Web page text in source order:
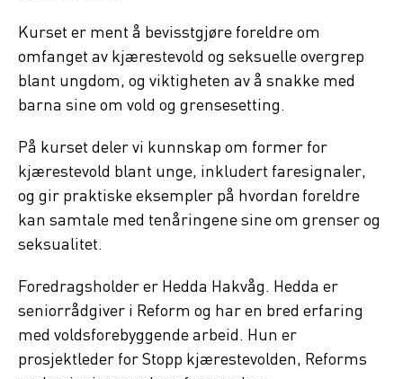
Kurset er ment å bevisstgjøre foreldre om
omfanget av kjærestevold og seksuelle overgrep
blant ungdom, og viktigheten av å snakke med
barna sine om vold og grensesetting.
På kurset deler vi kunnskap om former for
kjærestevold blant unge, inkludert faresignaler,
og gir praktiske eksempler på hvordan foreldre
kan samtale med tenåringene sine om grenser og
seksualitet.
Foredragsholder er Hedda Hakvåg. Hedda er
seniorrådgiver i Reform og har en bred erfaring
med voldsforebyggende arbeid. Hun er
prosjektleder for Stopp kjærestevolden, Reforms